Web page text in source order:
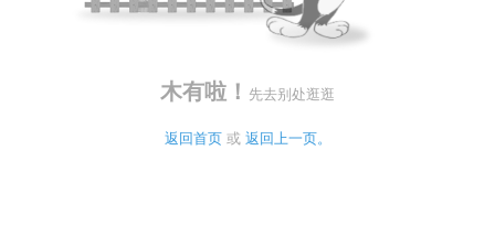
木有啦！ 先去别处逛逛
返回首页 或 返回上一页。